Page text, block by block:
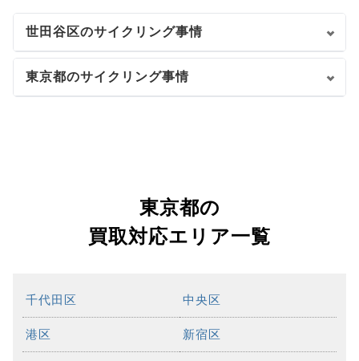
世田谷区のサイクリング事情
東京都のサイクリング事情
東京都の
買取対応エリア一覧
千代田区 中央区
港区 新宿区